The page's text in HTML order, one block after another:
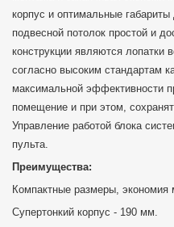
корпус и оптимальные
подвесной потолок простой и
конструкции являются лопатки
согласно высоким стандартам
максимальной эффективности
помещение и при этом,
Управление работой блока
пульта.
Преимущества:
Компактные размеры, экономия
Супертонкий корпус - 190 мм.